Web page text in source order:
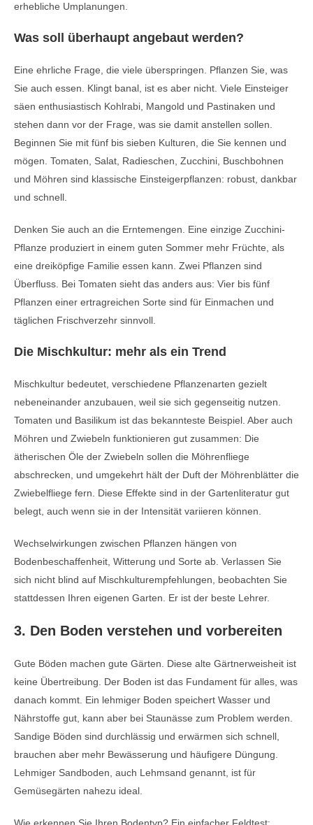
erhebliche Umplanungen.
Was soll überhaupt angebaut werden?
Eine ehrliche Frage, die viele überspringen. Pflanzen Sie, was
Sie auch essen. Klingt banal, ist es aber nicht. Viele Einsteiger
säen enthusiastisch Kohlrabi, Mangold und Pastinaken und
stehen dann vor der Frage, was sie damit anstellen sollen.
Beginnen Sie mit fünf bis sieben Kulturen, die Sie kennen und
mögen. Tomaten, Salat, Radieschen, Zucchini, Buschbohnen
und Möhren sind klassische Einsteigerpflanzen: robust, dankbar
und schnell.
Denken Sie auch an die Erntemengen. Eine einzige Zucchini-
Pflanze produziert in einem guten Sommer mehr Früchte, als
eine dreiköpfige Familie essen kann. Zwei Pflanzen sind
Überfluss. Bei Tomaten sieht das anders aus: Vier bis fünf
Pflanzen einer ertragreichen Sorte sind für Einmachen und
täglichen Frischverzehr sinnvoll.
Die Mischkultur: mehr als ein Trend
Mischkultur bedeutet, verschiedene Pflanzenarten gezielt
nebeneinander anzubauen, weil sie sich gegenseitig nutzen.
Tomaten und Basilikum ist das bekannteste Beispiel. Aber auch
Möhren und Zwiebeln funktionieren gut zusammen: Die
ätherischen Öle der Zwiebeln sollen die Möhrenfliege
abschrecken, und umgekehrt hält der Duft der Möhrenblätter die
Zwiebelfliege fern. Diese Effekte sind in der Gartenliteratur gut
belegt, auch wenn sie in der Intensität variieren können.
Wechselwirkungen zwischen Pflanzen hängen von
Bodenbeschaffenheit, Witterung und Sorte ab. Verlassen Sie
sich nicht blind auf Mischkulturempfehlungen, beobachten Sie
stattdessen Ihren eigenen Garten. Er ist der beste Lehrer.
3. Den Boden verstehen und vorbereiten
Gute Böden machen gute Gärten. Diese alte Gärtnerweisheit ist
keine Übertreibung. Der Boden ist das Fundament für alles, was
danach kommt. Ein lehmiger Boden speichert Wasser und
Nährstoffe gut, kann aber bei Staunässe zum Problem werden.
Sandige Böden sind durchlässig und erwärmen sich schnell,
brauchen aber mehr Bewässerung und häufigere Düngung.
Lehmiger Sandboden, auch Lehmsand genannt, ist für
Gemüsegärten nahezu ideal.